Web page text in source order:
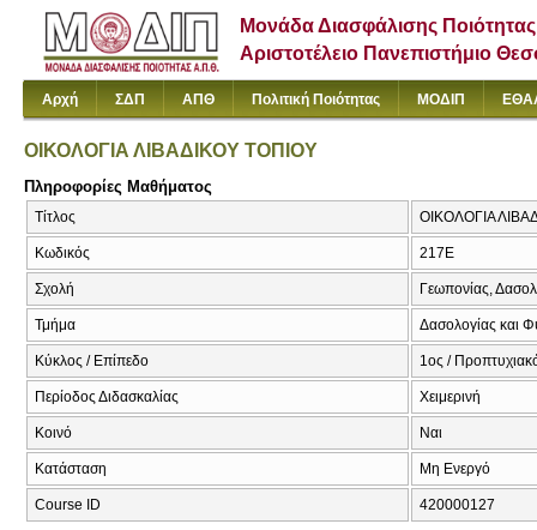
Μονάδα Διασφάλισης Ποιότητας
Αριστοτέλειο Πανεπιστήμιο
Αρχή ΣΔΠ ΑΠΘ Πολιτική Ποιότητας ΜΟΔΙΠ
ΟΙΚΟΛΟΓΙΑ ΛΙΒΑΔΙΚΟΥ ΤΟΠΙΟΥ
Πληροφορίες Μαθήματος
Τίτλος ΟΙΚΟΛΟΓΙΑ
Κωδικός 217Ε
Σχολή Γεωπονίας,
Τμήμα Δασολογίας και
Κύκλος / Επίπεδο 1ος /
Περίοδος Διδασκαλίας Χειμερινή
Κοινό Ναι
Κατάσταση Μη Ενεργό
Course ID 420000127